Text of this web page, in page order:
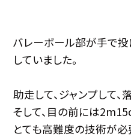
バレーボール部が手で投
していました。
助走して、ジャンプして、
そして、目の前には
とても高難度の技術が必